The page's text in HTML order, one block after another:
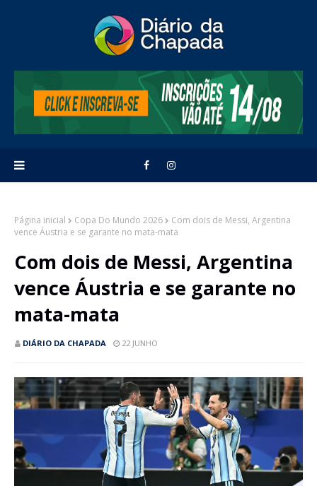
Página inicial Copa Do Mundo 2026
Com dois de Messi, Argentina
vence Áustria e se garante no mata-mata
Com dois de Messi, Argentina
vence Áustria e se garante no
mata-mata
DIÁRIO DA CHAPADA 22 JUNHO